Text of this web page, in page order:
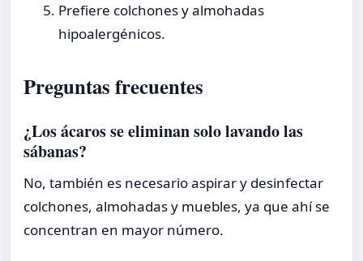
Prefiere colchones y almohadas
hipoalergénicos.
Preguntas frecuentes
¿Los ácaros se eliminan solo lavando las
sábanas?
No, también es necesario aspirar y desinfectar
colchones, almohadas y muebles, ya que ahí se
concentran en mayor número.